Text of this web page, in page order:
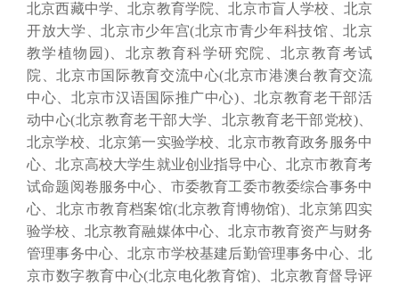
北京西藏中学、北京教育学院、北京市盲人学校、北京
开放大学、北京市少年宫(北京市青少年科技馆、北京
教学植物园)、北京教育科学研究院、北京教育考试
院、北京市国际教育交流中心(北京市港澳台教育交流
中心、北京市汉语国际推广中心)、北京教育老干部活
动中心(北京教育老干部大学、北京教育老干部党校)、
北京学校、北京第一实验学校、北京市教育政务服务中
心、北京高校大学生就业创业指导中心、北京市教育考
试命题阅卷服务中心、市委教育工委市教委综合事务中
心、北京市教育档案馆(北京教育博物馆)、北京第四实
验学校、北京教育融媒体中心、北京市教育资产与财务
管理事务中心、北京市学校基建后勤管理事务中心、北
京市数字教育中心(北京电化教育馆)、北京教育督导评